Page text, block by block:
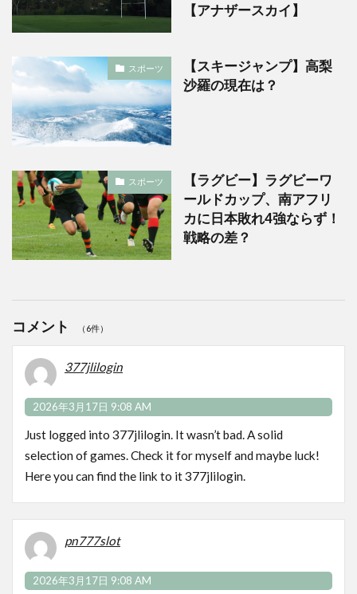
【アナザースカイ】
スポーツ
【スキージャンプ】高梨
沙羅の現在は？
スポーツ
【ラグビー】ラグビーワ
ールドカップ、南アフリ
カに日本敗れ4強ならず！
戦略の差？
コメント （6件）
377jlilogin
2026年3月17日 9:08 AM
Just logged into 377jlilogin. It wasn’t bad. A solid
selection of games. Check it for myself and maybe luck!
Here you can find the link to it377jlilogin.
pn777slot
2026年3月17日 9:08 AM